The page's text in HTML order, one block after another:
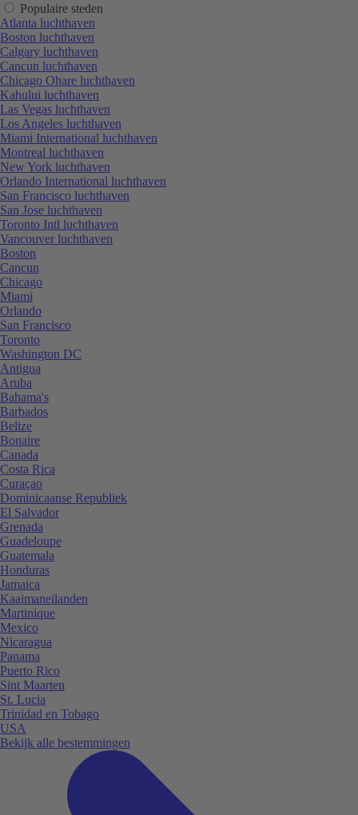
Populaire steden
Atlanta luchthaven
Boston luchthaven
Calgary luchthaven
Cancun luchthaven
Chicago Ohare luchthaven
Kahului luchthaven
Las Vegas luchthaven
Los Angeles luchthaven
Miami International luchthaven
Montreal luchthaven
New York luchthaven
Orlando International luchthaven
San Francisco luchthaven
San Jose luchthaven
Toronto Intl luchthaven
Vancouver luchthaven
Boston
Cancun
Chicago
Miami
Orlando
San Francisco
Toronto
Washington DC
Antigua
Aruba
Bahama's
Barbados
Belize
Bonaire
Canada
Costa Rica
Curaçao
Dominicaanse Republiek
El Salvador
Grenada
Guadeloupe
Guatemala
Honduras
Jamaica
Kaaimaneilanden
Martinique
Mexico
Nicaragua
Panama
Puerto Rico
Sint Maarten
St. Lucia
Trinidad en Tobago
USA
Bekijk alle bestemmingen